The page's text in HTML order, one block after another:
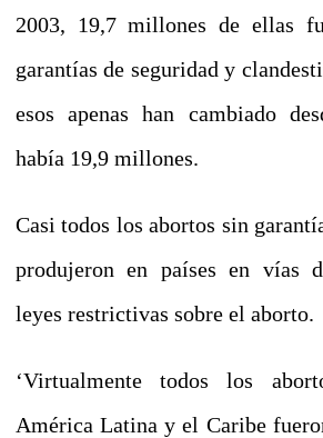
2003, 19,7 millones de ellas
garantías de seguridad y
esos apenas han cambiado
había 19,9 millones.
Casi todos los abortos sin
produjeron en países en vías
leyes restrictivas sobre el aborto.
‘Virtualmente todos los
América Latina y el Caribe